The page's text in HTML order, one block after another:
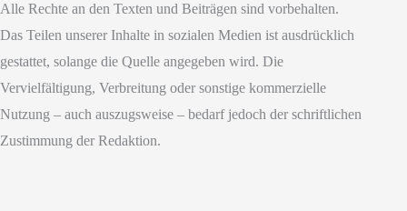
Alle Rechte an den Texten und Beiträgen sind vorbehalten.
Das Teilen unserer Inhalte in sozialen Medien ist ausdrücklich
gestattet, solange die Quelle angegeben wird. Die
Vervielfältigung, Verbreitung oder sonstige kommerzielle
Nutzung – auch auszugsweise – bedarf jedoch der schriftlichen
Zustimmung der Redaktion.